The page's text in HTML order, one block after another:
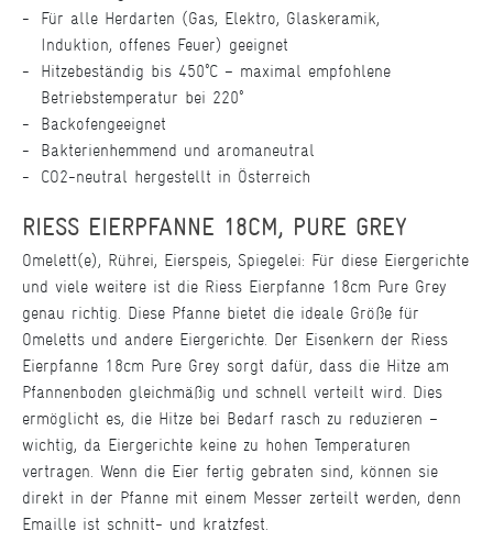
Für alle Herdarten (Gas, Elektro, Glaskeramik,
Induktion, offenes Feuer) geeignet
Hitzebeständig bis 450°C – maximal empfohlene
Betriebstemperatur bei 220°
Backofengeeignet
Bakterienhemmend und aromaneutral
CO2-neutral hergestellt in Österreich
RIESS EIERPFANNE 18CM, PURE GREY
Omelett(e), Rührei, Eierspeis, Spiegelei: Für diese Eiergerichte
und viele weitere ist die Riess Eierpfanne 18cm Pure Grey
genau richtig. Diese Pfanne bietet die ideale Größe für
Omeletts und andere Eiergerichte. Der Eisenkern der Riess
Eierpfanne 18cm Pure Grey sorgt dafür, dass die Hitze am
Pfannenboden gleichmäßig und schnell verteilt wird. Dies
ermöglicht es, die Hitze bei Bedarf rasch zu reduzieren –
wichtig, da Eiergerichte keine zu hohen Temperaturen
vertragen. Wenn die Eier fertig gebraten sind, können sie
direkt in der Pfanne mit einem Messer zerteilt werden, denn
Emaille ist schnitt- und kratzfest.